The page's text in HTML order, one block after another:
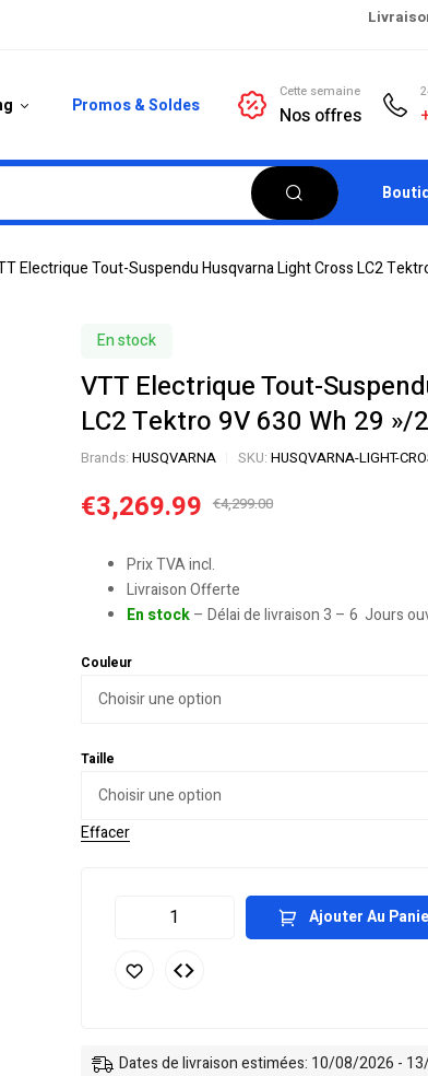
Promos & Soldes
Cette semaine
Nos offres
Electrique Tout-Suspendu Husqvarna Light Cross LC2
En stock
VTT Electrique Tout-
LC2 Tektro 9V 630 Wh 29
Brands: HUSQVARNA SKU: HUSQVARNA-LIGHT-
€4,299.00
€3,269.99
Prix TVA incl.
Livraison Offerte
En stock – Délai de livraison 3 – 6 Jours
Couleur
Taille
Effacer
Ajouter Au
Dates de livraison estimées: 10/08/2026 -